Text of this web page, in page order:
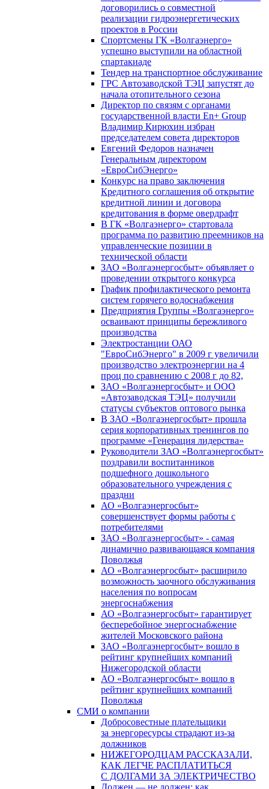
договорились о совместной
реализации гидроэнергетических
проектов в России
Спортсмены ГК «Волгаэнерго»
успешно выступили на областной
спартакиаде
Тендер на транспортное обслуживание
ГРС Автозаводской ТЭЦ запустят до
начала отопительного сезона
Директор по связям с органами
государственной власти En+ Group
Владимир Кирюхин избран
председателем совета директоров
Евгений Федоров назначен
Генеральным директором
«ЕвроСибЭнерго»
Конкурс на право заключения
Кредитного соглашения об открытие
кредитной линии и договора
кредитования в форме овердрафт
В ГК «Волгаэнерго» стартовала
программа по развитию преемников на
управленческие позиции в
технической области
ЗАО «Волгаэнергосбыт» объявляет о
проведении открытого конкурса
График профилактического ремонта
систем горячего водоснабжения
Предприятия Группы «Волгаэнерго»
осваивают принципы бережливого
производства
Электростанции ОАО
"ЕвроСибЭнерго" в 2009 г увеличили
производство электроэнергии на 4
проц по сравнению с 2008 г до 82,
ЗАО «Волгаэнергосбыт» и ООО
«Автозаводская ТЭЦ» получили
статусы субъектов оптового рынка
В ЗАО «Волгаэнергосбыт» прошла
серия корпоративных тренингов по
программе «Генерация лидерства»
Руководители ЗАО «Волгаэнергосбыт»
поздравили воспитанников
подшефного дошкольного
образовательного учреждения с
праздни
АО «Волгаэнергосбыт»
совершенствует формы работы с
потребителями
ЗАО «Волгаэнергосбыт» - самая
динамично развивающаяся компания
Поволжья
АО «Волгаэнергосбыт» расширило
возможность заочного обслуживания
населения по вопросам
энергоснабжения
АО «Волгаэнергосбыт» гарантирует
бесперебойное энергоснабжение
жителей Московского района
ЗАО «Волгаэнергосбыт» вошло в
рейтинг крупнейших компаний
Нижегородской области
АО «Волгаэнергосбыт» вошло в
рейтинг крупнейших компаний
Поволжья
СМИ о компании
Добросовестные плательщики
за энергоресурсы страдают из-за
должников
НИЖЕГОРОДЦАМ РАССКАЗАЛИ,
КАК ЛЕГЧЕ РАСПЛАТИТЬСЯ
С ДОЛГАМИ ЗА ЭЛЕКТРИЧЕСТВО